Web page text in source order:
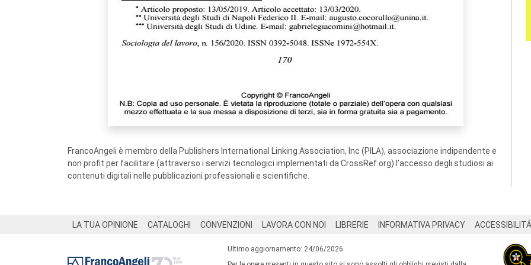
FrancoAngeli è membro della Publishers International Linking Association, Inc (PILA), associazione indipendente e
non profit per facilitare (attraverso i servizi tecnologici implementati da CrossRef.org) l’accesso degli studiosi ai
contenuti digitali nelle pubblicazioni professionali e scientifiche.
LA TUA OPINIONE CATALOGHI CONVENZIONI LAVORA CON NOI LIBRERIE INFORMATIVA PRIVACY ACCESSIBILITÁ
Ultimo aggiornamento: 24/06/2026